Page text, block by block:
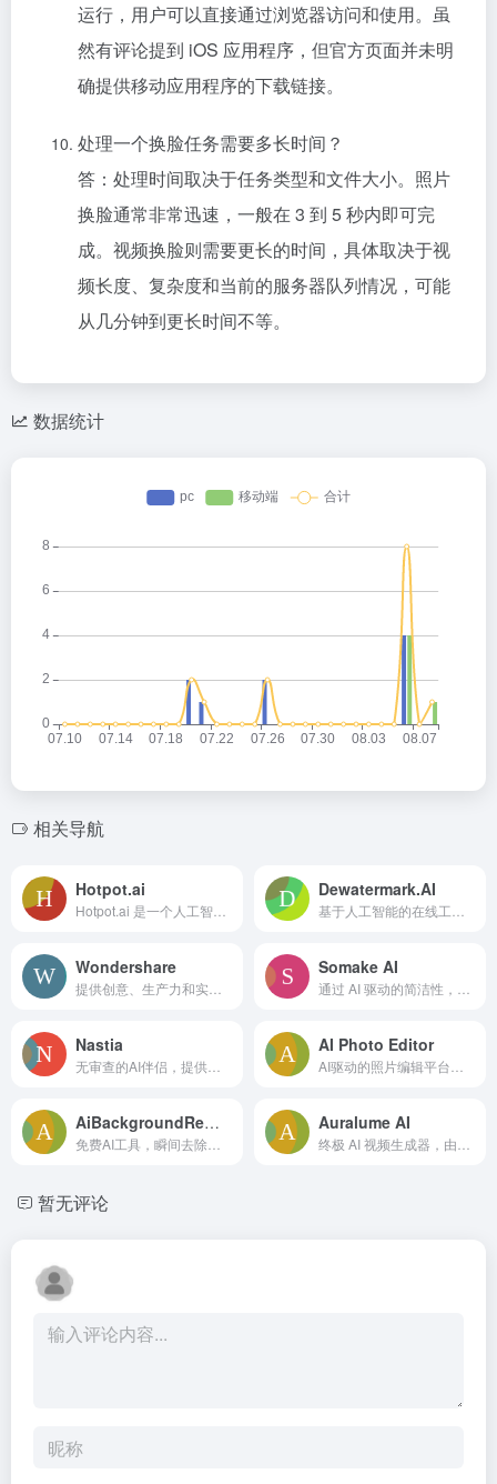
运行，用户可以直接通过浏览器访问和使用。虽
然有评论提到 iOS 应用程序，但官方页面并未明
确提供移动应用程序的下载链接。
处理一个换脸任务需要多长时间？
答：处理时间取决于任务类型和文件大小。照片
换脸通常非常迅速，一般在 3 到 5 秒内即可完
成。视频换脸则需要更长的时间，具体取决于视
频长度、复杂度和当前的服务器队列情况，可能
从几分钟到更长时间不等。
数据统计
相关导航
Hotpot.ai Dewatermark.AI
Wondershare Somake AI
Nastia AI Photo Editor
AiBackgroundRemover IO Auralume AI
暂无评论